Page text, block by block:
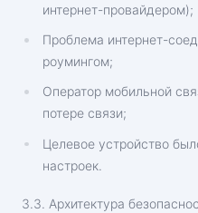
интернет-провайдером);
Проблема интернет-
роумингом;
Оператор мобильной
потере связи;
Целевое устройство
настроек.
3.3. Архитектура